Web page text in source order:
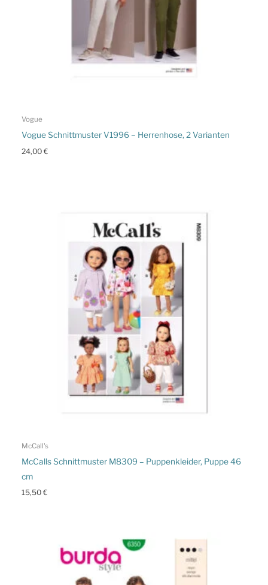
Vogue
Vogue Schnittmuster V1996 – Herrenhose, 2 Varianten
24,00€
McCall's
McCalls Schnittmuster M8309 – Puppenkleider, Puppe 46
cm
15,50€